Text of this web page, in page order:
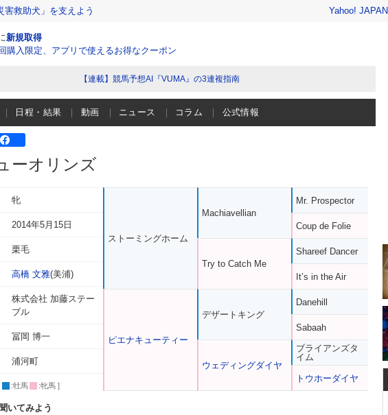
害救助犬」を支えよう Yahoo! JAPAN
新規取得
購入限定、アプリで使えるお得なクーポン
【連載】競馬予想AI『VUMA』の3連複指南
日程・結果 動画 ニュース コラム 公式情報
ーオリンズ
牝
2014年5月15日
栗毛
高橋 文雅(美浦)
株式会社 加藤ステー
ブル
冨岡 博一
浦河町
:牡馬 :牝馬 ]
ストーミングホーム
ピエナキューティー
Machiavellian
Try to Catch Me
デザートキング
ウェディングダイヤ
Mr. Prospector
Coup de Folie
Shareef Dancer
It’s in the Air
Danehill
Sabaah
ブライアンズタ
イム
トウホーダイヤ
いてみよう